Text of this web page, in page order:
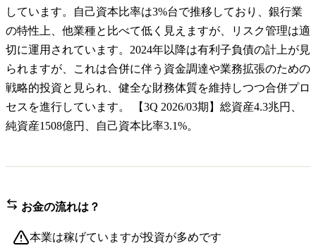
しています。自己資本比率は3%台で推移しており、銀行業
の特性上、他業種と比べて低く見えますが、リスク管理は適
切に運用されています。2024年以降は有利子負債の計上が見
られますが、これは合併に伴う資金調達や業務拡張のための
戦略的投資と見られ、健全な財務体質を維持しつつ合併プロ
セスを進行しています。 【3Q 2026/03期】総資産4.3兆円、
純資産1508億円、自己資本比率3.1%。
お金の流れは？
本業は稼げていますが投資が多めです